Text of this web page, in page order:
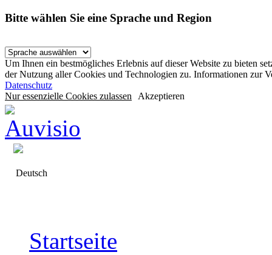
Bitte wählen Sie eine Sprache und Region
Um Ihnen ein bestmögliches Erlebnis auf dieser Website zu bieten
der Nutzung aller Cookies und Technologien zu. Informationen zur
Datenschutz
Nur essenzielle Cookies zulassen Akzeptieren
Deutsch
Startseite